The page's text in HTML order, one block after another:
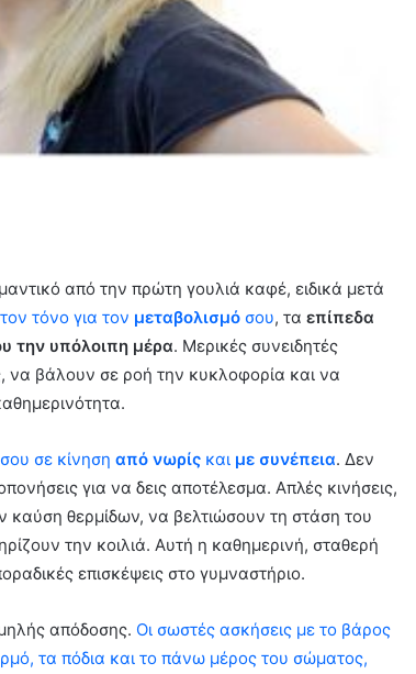
από την πρώτη γουλιά καφέ, ειδικά μετά
τόνο για τον μεταβολισμό σου, τα επίπεδα
την υπόλοιπη μέρα. Μερικές συνειδητές
να βάλουν σε ροή την κυκλοφορία και να
σε κίνηση από νωρίς και με συνέπεια. Δεν
για να δεις αποτέλεσμα. Απλές κινήσεις,
θερμίδων, να βελτιώσουν τη στάση του
την κοιλιά. Αυτή η καθημερινή, σταθερή
επισκέψεις στο γυμναστήριο.
απόδοσης. Οι σωστές ασκήσεις με το βάρος
τα πόδια και το πάνω μέρος του σώματος,